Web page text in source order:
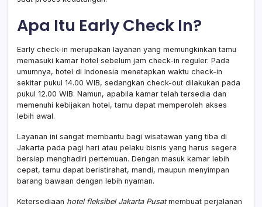
Apa Itu Early Check In?
Early check-in merupakan layanan yang memungkinkan tamu
memasuki kamar hotel sebelum jam check-in reguler. Pada
umumnya, hotel di Indonesia menetapkan waktu check-in
sekitar pukul 14.00 WIB, sedangkan check-out dilakukan pada
pukul 12.00 WIB. Namun, apabila kamar telah tersedia dan
memenuhi kebijakan hotel, tamu dapat memperoleh akses
lebih awal.
Layanan ini sangat membantu bagi wisatawan yang tiba di
Jakarta pada pagi hari atau pelaku bisnis yang harus segera
bersiap menghadiri pertemuan. Dengan masuk kamar lebih
cepat, tamu dapat beristirahat, mandi, maupun menyimpan
barang bawaan dengan lebih nyaman.
Ketersediaan hotel fleksibel Jakarta Pusatmembuat perjalanan